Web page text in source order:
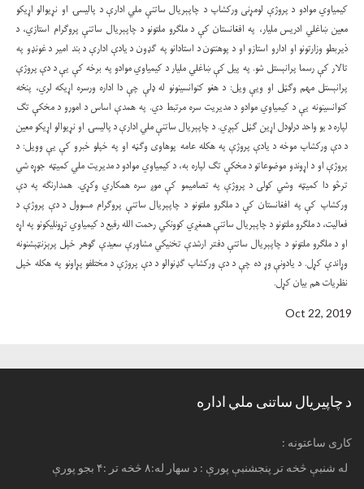
کيمياوي موادو د پروژې لومړنی ورکشاپ د چاپېريال ساتنې ملي ادارې د پاليسۍ او نړيوالو اړيکو
معين ښاغلي ادريس مليار، په افغانستان کې د ملګرو ملتونو د چاپېريال ساتنې پروګرام استازي، د
ذيربطو وزارتونو او ادارو استازو او د پوهنتون د استادانو په ګډون د يادې ادارې د بند امير د غونډو په
تالار کې رسما پرانېستل شو. په پيل کې ښاغلي مليار د کيمياوي موادو په برخه کې يې د دې پروژې
پرانېستل مهم وګڼل او ويې ويل: د هغو کنوانسينونو له ډلې چې دا اداره ورسره اړيکه لري، پنځه
کنوانسينونه يې د کيمياوي موادو د مديريت سره مرتبط دي. په همدې اساس د امورو د مخکې تګ
لپاره د يو واحد درلودل اړين ګڼل کېږي. د چاپېريال ساتنې ملي ادارې د پاليسۍ او نړيوالو اړيکو معين
د دې ورکشاپ موخه د يادې پروژې په هکله عامه پوهاوی وګڼه او په خپلو خبرو کې يې وويل: د
پروژې او د اړوندو موضوعاتو د مخکې تګ لپاره به، د کيمياوي موادو د مديريت ملي کمیټه جوړه شي
ترڅو دا کميټه وشي کولی د پروژې په تصاميمو کې موږ سره همکاري وکړي. همدارنګه په دې
ورکشاپ کې په افغانستان کې د ملګرو ملتونو د چاپېريال ساتنې پروګرام مسوول د دې پروژې د
فعاليت، د ملګرو ملتونو د چاپېريال ساتنې همغږي کوونکي رحمت الله رفيع د کيمياوي تړونليکونو په اړه
او د ملګرو ملتونو د چاپېريال ساتنې دفتر ارشدې تخنيکي مشاورې سعيدې ګوهر خپل پرېزنټېشنونه
وړاندې کړل. د يادونې وړ ده چې د دې ورکشاپ ګډنوالو د دې پروژې د مختلفو پړاونو په هکله خپل
نظريات هم بيان کړل.
Oct 22, 2019
د چاپیریال ساتنی ملي اداره
: کاری ساعتونه
له شنبې څخه تر پنجشنبې پورې : د سهار له:۸ څخه تر :۴ بجو پورې